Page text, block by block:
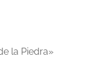
la Piedra»